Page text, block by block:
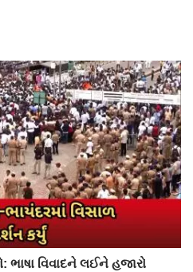
ભાષા વિવાદને લઈને હજારો